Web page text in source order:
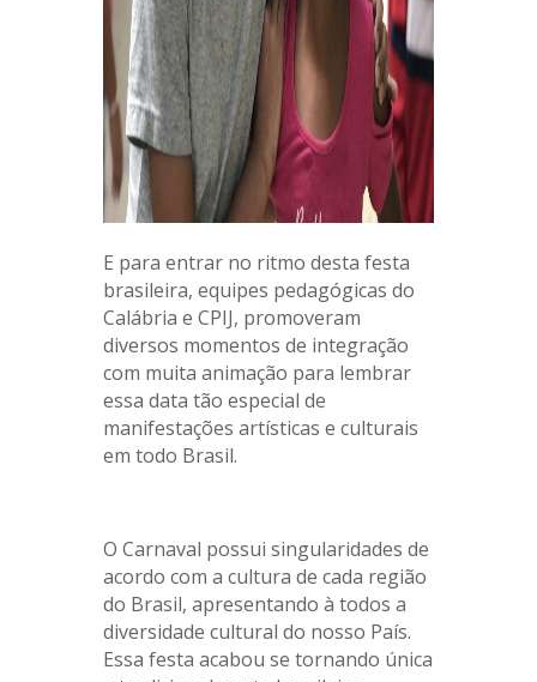
E para entrar no ritmo desta festa
brasileira, equipes pedagógicas do
Calábria e CPIJ, promoveram
diversos momentos de integração
com muita animação para lembrar
essa data tão especial de
manifestações artísticas e culturais
em todo Brasil.
O Carnaval possui singularidades de
acordo com a cultura de cada região
do Brasil, apresentando à todos a
diversidade cultural do nosso País.
Essa festa acabou se tornando única